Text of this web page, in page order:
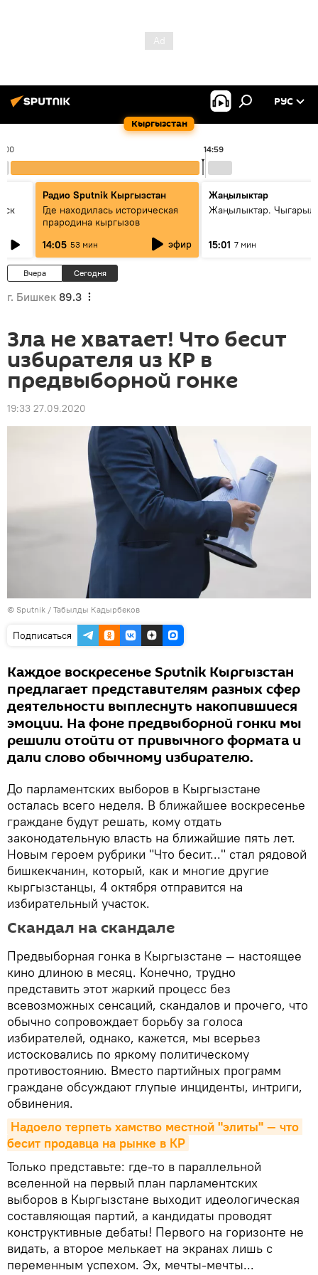
Кыргызстан
РУС
14:59
Радио Sputnik Кыргызстан
Где находилась историческая
прародина кыргызов
14:05 53 мин эфир
Жаңылыктар
Жаңылыктар.
15:01 7 мин
Вчера Сегодня
г. Бишкек 89.3
Зла не хватает! Что бесит
избирателя из КР в
предвыборной гонке
19:33 27.09.2020
© Sputnik / Табылды Кадырбеков
Подписаться
Каждое воскресенье Sputnik Кыргызстан
предлагает представителям разных сфер
деятельности выплеснуть накопившиеся
эмоции. На фоне предвыборной гонки мы
решили отойти от привычного формата и
дали слово обычному избирателю.
До парламентских выборов в Кыргызстане
осталась всего неделя. В ближайшее воскресенье
граждане будут решать, кому отдать
законодательную власть на ближайшие пять лет.
Новым героем рубрики "Что бесит..." стал рядовой
бишкекчанин, который, как и многие другие
кыргызстанцы, 4 октября отправится на
избирательный участок.
Скандал на скандале
Предвыборная гонка в Кыргызстане — настоящее
кино длиною в месяц. Конечно, трудно
представить этот жаркий процесс без
всевозможных сенсаций, скандалов и прочего, что
обычно сопровождает борьбу за голоса
избирателей, однако, кажется, мы всерьез
истосковались по яркому политическому
противостоянию. Вместо партийных программ
граждане обсуждают глупые инциденты, интриги,
обвинения.
Надоело терпеть хамство местной "элиты" — что
бесит продавца на рынке в КР
Только представьте: где-то в параллельной
вселенной на первый план парламентских
выборов в Кыргызстане выходит идеологическая
составляющая партий, а кандидаты проводят
конструктивные дебаты! Первого на горизонте не
видать, а второе мелькает на экранах лишь с
переменным успехом. Эх, мечты-мечты...